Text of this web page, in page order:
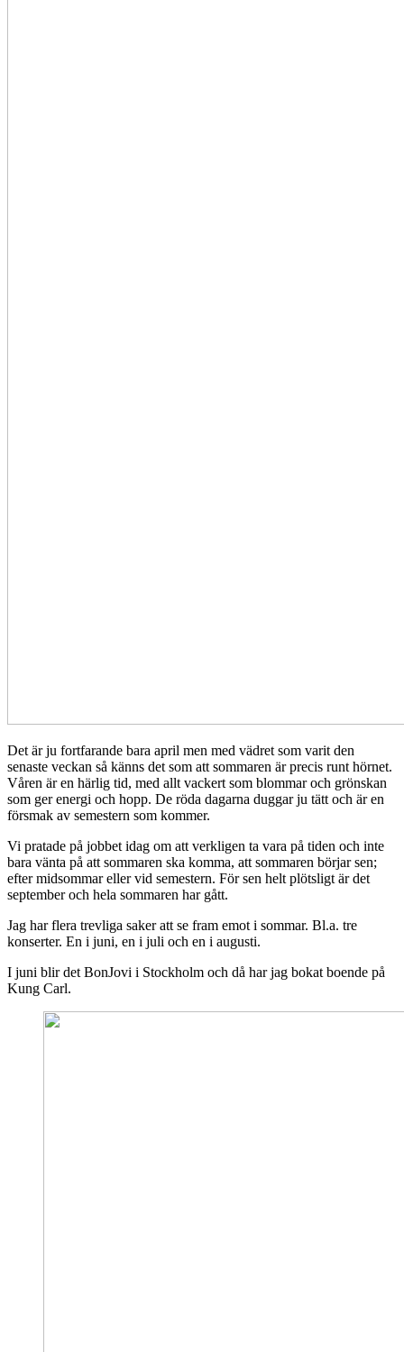
Det är ju fortfarande bara april men med vädret som varit den
senaste veckan så känns det som att sommaren är precis runt hörnet.
Våren är en härlig tid, med allt vackert som blommar och grönskan
som ger energi och hopp. De röda dagarna duggar ju tätt och är en
försmak av semestern som kommer.
Vi pratade på jobbet idag om att verkligen ta vara på tiden och inte
bara vänta på att sommaren ska komma, att sommaren börjar sen;
efter midsommar eller vid semestern. För sen helt plötsligt är det
september och hela sommaren har gått.
Jag har flera trevliga saker att se fram emot i sommar. Bl.a. tre
konserter. En i juni, en i juli och en i augusti.
I juni blir det BonJovi i Stockholm och då har jag bokat boende på
Kung Carl.